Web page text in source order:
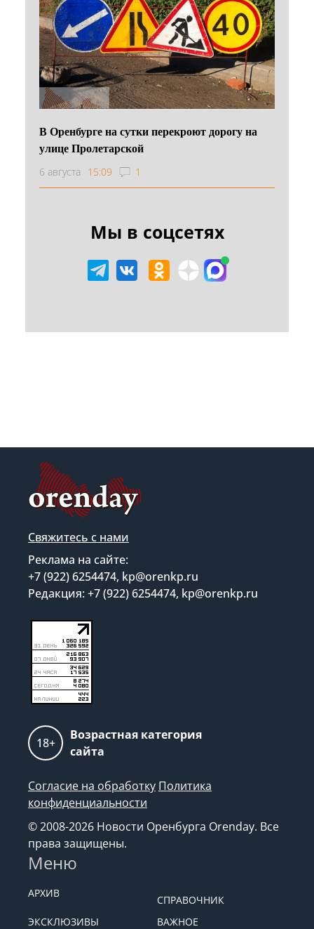
В Оренбурге на сутки перекроют дорогу на
улице Пролетарской
6 августа 15:09 1
Мы в соцсетях
Свяжитесь с нами
Реклама на сайте:
+7 (922) 6254474, kp@orenkp.ru
Редакция: +7 (922) 6254474, kp@orenkp.ru
18+
Возрастная категория
сайта
Согласие на обработку Политика
конфиденциальности
© 2008-2026 Новости Оренбурга Orenday. Все
права защищены.
Меню
АРХИВ
СПРАВОЧНИК
ЭКСКЛЮЗИВЫ
ВАЖНОЕ